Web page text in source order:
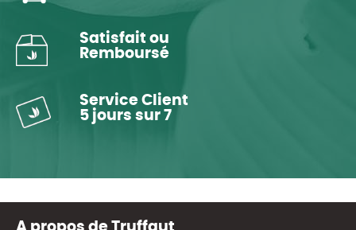
Satisfait ou
Remboursé
Service Client
5 jours sur 7